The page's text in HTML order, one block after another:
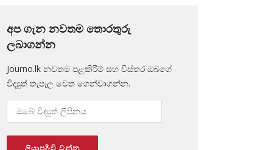
අප ගැන නවතම තොරතුරු
ලබාගන්න
Journo.lk නවතම පළකිරීම් සහ විස්තර ඔබගේ
විද්‍යුත් තැපෑල වෙත ගෙන්වාගන්න.